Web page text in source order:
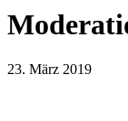
23. März 2019